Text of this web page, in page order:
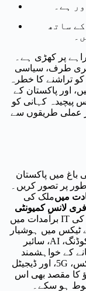
ساتھ
2025 میں ایک دوراہے پر کھڑی ہے۔
طرف، سیاسی
تراشنے کا خطرہ
اور پاکستان کے
پیچیدہ کہانی کو
عملی طریقوں سے
میں پاکستان
پر تصور کریں۔
ملک کیمیں
لانس کمیونٹی
کی روشنی کی واضح شعاعیں ہیں۔ پاکستان کی IT برآمدات میں
میں ہوشیار
چھوٹ، DigiSkills جیسے تربیتی پروگرام، اور کوڈنگ، AI، سائبر
کے خواہشمند
باصلاحیت گریجویٹس کا سیلاب ہے۔ فائبر آپٹکس، 5G، اور ڈیجیٹل
کا مقصد بھی اس
ہو سکے۔